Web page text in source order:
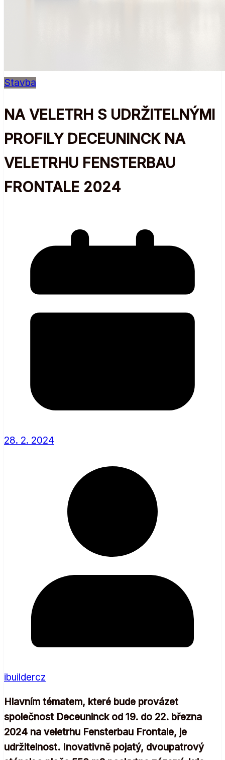
Stavba
NA VELETRH S UDRŽITELNÝMI
PROFILY DECEUNINCK NA
VELETRHU FENSTERBAU
FRONTALE 2024
28. 2. 2024
ibuildercz
Hlavním tématem, které bude provázet
společnost Deceuninck od 19. do 22. března
2024 na veletrhu Fensterbau Frontale, je
udržitelnost. Inovativně pojatý, dvoupatrový